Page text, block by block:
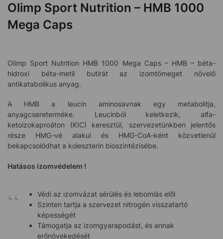
Olimp Sport Nutrition – HMB 1000
Mega Caps
Olimp Sport Nutrition HMB 1000 Mega Caps – HMB – béta-
hidroxi béta-metil butirát az izomtömeget növelő
antikatabolikus a­nyag.
A HMB a leucin aminosavnak egy metabolitja,
anyagcsereterméke. Leucinból keletkezik, alfa-
ketoizokaproáton (KIC) keresztül, szervezetünkben jelentős
része HMG-vé alakul és HMG-CoA-ként közvetlenül
bekapcsolódhat a koleszterin bioszintézisébe.
Hatásos izomvédelem !
Védi az izomvázat sérülés és lebomlás elől
Szinten tartja a szervezet nitrogén visszatartó
képességét
Támogatja az izomgyarapodást, és annak
erőnövekedését